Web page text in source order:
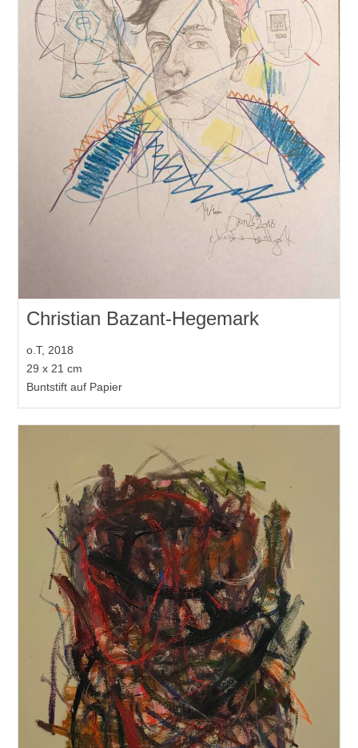
Christian Bazant-Hegemark
o.T, 2018
29 x 21 cm
Buntstift auf Papier